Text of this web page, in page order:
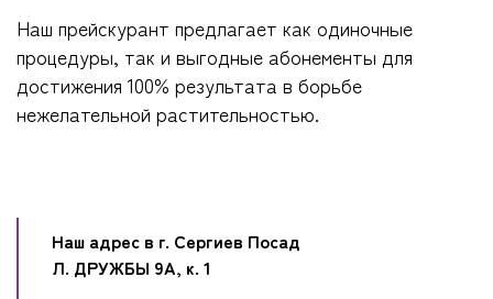
Наш прейскурант предлагает как одиночные
процедуры, так и выгодные абонементы для
достижения 100% результата в борьбе
нежелательной растительностью.
Наш адрес в г. Сергиев Посад
Л. ДРУЖБЫ 9А, к. 1